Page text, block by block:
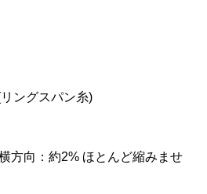
ングスパン糸)
方向：約2% ほとんど縮みませ